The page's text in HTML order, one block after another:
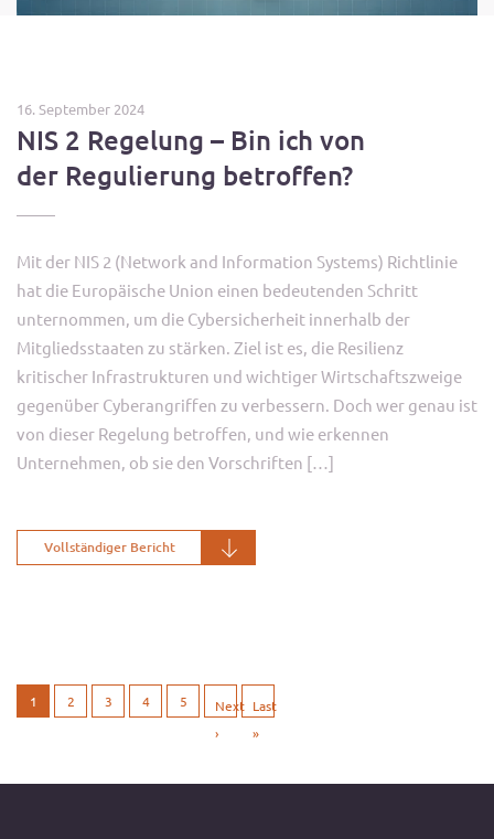
16. September 2024
NIS 2 Regelung – Bin ich von
der Regulierung betroffen?
Mit der NIS 2 (Network and Information Systems) Richtlinie
hat die Europäische Union einen bedeutenden Schritt
unternommen, um die Cybersicherheit innerhalb der
Mitgliedsstaaten zu stärken. Ziel ist es, die Resilienz
kritischer Infrastrukturen und wichtiger Wirtschaftszweige
gegenüber Cyberangriffen zu verbessern. Doch wer genau ist
von dieser Regelung betroffen, und wie erkennen
Unternehmen, ob sie den Vorschriften […]
Vollständiger Bericht
1 2 3 4 5
Next
›
Last
»